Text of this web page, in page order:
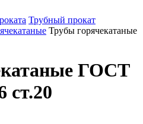
Трубный прокат
Трубы горячекатаные
ГОСТ
ст.20